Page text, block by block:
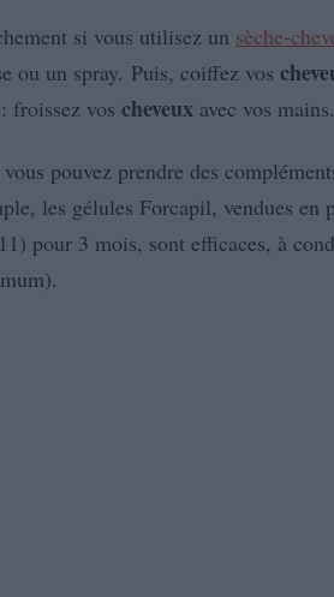
si vous utilisez un sèche-
ou un spray. Puis, coiffez vos
froissez vos cheveux avec vos mains.
pouvez prendre des
les gélules Forcapil, vendues en
pour 3 mois, sont efficaces, à